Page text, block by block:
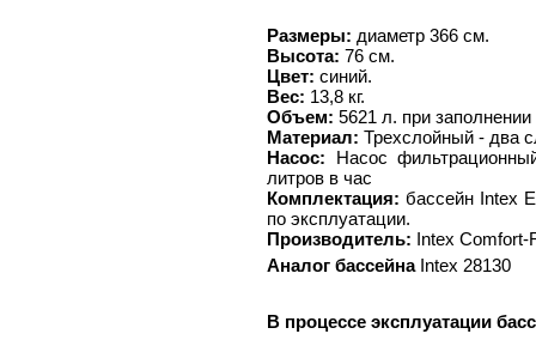
Размеры: диаметр 366 см.
Высота: 76 см.
Цвет: синий.
Вес: 13,8 кг.
Объем: 5621 л. при заполнении
Материал: Трехслойный - два
Насос:
Насос
литров в час
Комплектация: бассейн Intex
по эксплуатации.
Производитель: Intex Comfort-
Аналог бассейнаIntex 28130
В процессе эксплуатации